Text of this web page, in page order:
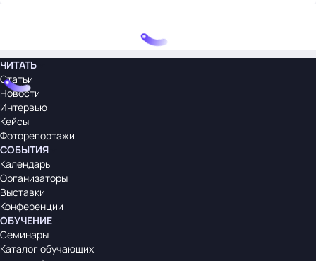
ЧИТАТЬ
Статьи
Новости
Интервью
Кейсы
Фоторепортажи
СОБЫТИЯ
Календарь
Организаторы
Выставки
Конференции
ОБУЧЕНИЕ
Семинары
Каталог обучающих